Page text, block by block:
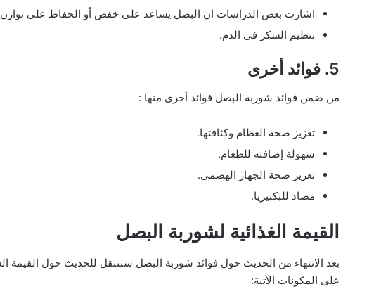
اشارت بعض الدراسات ان البصل يساعد على خفض أو الحفاظ على
تنظيم السكر في الدم.
5. فوائد أخرى
من ضمن فوائد شوربة البصل فوائد أخرى منها :
تعزيز صحة العظام وكثافتها.
سهولة إضافته للطعام.
تعزيز صحة الجهاز الهضمي.
مضاد للبكتيريا.
القيمة الغذائية لشوربة البصل
على المكونات الآتية: